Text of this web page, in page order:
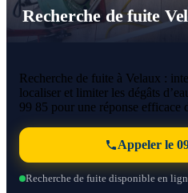
Recherche de fuite
Recherche de fuite à Velaux :
localiser et limiter les dégâts
99 85 pour une réponse efficace
Appeler le
Recherche de fuite disponible en